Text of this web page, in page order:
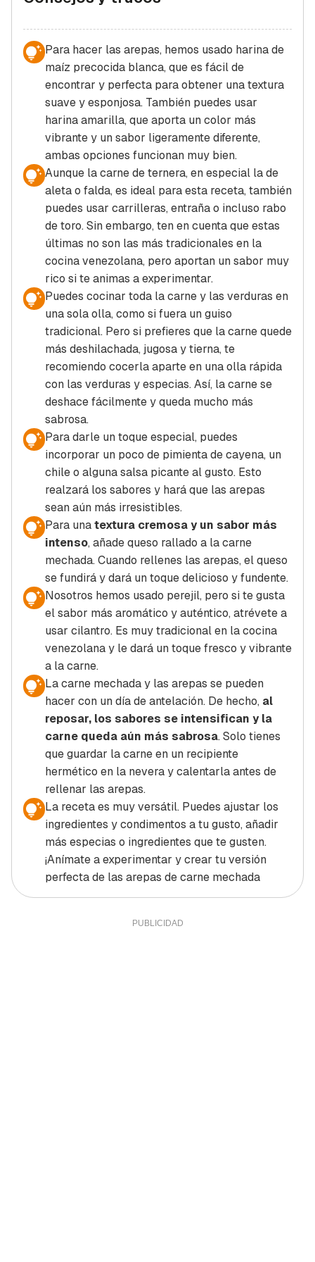
Para hacer las arepas, hemos usado harina de
maíz precocida blanca, que es fácil de
encontrar y perfecta para obtener una textura
suave y esponjosa. También puedes usar
harina amarilla, que aporta un color más
vibrante y un sabor ligeramente diferente,
ambas opciones funcionan muy bien.
Aunque la carne de ternera, en especial la de
aleta o falda, es ideal para esta receta, también
puedes usar carrilleras, entraña o incluso rabo
de toro. Sin embargo, ten en cuenta que estas
últimas no son las más tradicionales en la
cocina venezolana, pero aportan un sabor muy
rico si te animas a experimentar.
Puedes cocinar toda la carne y las verduras en
una sola olla, como si fuera un guiso
tradicional. Pero si prefieres que la carne quede
más deshilachada, jugosa y tierna, te
recomiendo cocerla aparte en una olla rápida
con las verduras y especias. Así, la carne se
deshace fácilmente y queda mucho más
sabrosa.
Para darle un toque especial, puedes
incorporar un poco de pimienta de cayena, un
chile o alguna salsa picante al gusto. Esto
realzará los sabores y hará que las arepas
sean aún más irresistibles.
Para unatextura cremosa y un sabor más
intenso, añade queso rallado a la carne
mechada. Cuando rellenes las arepas, el queso
se fundirá y dará un toque delicioso y fundente.
Nosotros hemos usado perejil, pero si te gusta
el sabor más aromático y auténtico, atrévete a
usar cilantro. Es muy tradicional en la cocina
venezolana y le dará un toque fresco y vibrante
a la carne.
La carne mechada y las arepas se pueden
hacer con un día de antelación. De hecho, al
reposar, los sabores se intensifican y la
carne queda aún más sabrosa. Solo tienes
que guardar la carne en un recipiente
hermético en la nevera y calentarla antes de
rellenar las arepas.
La receta es muy versátil. Puedes ajustar los
ingredientes y condimentos a tu gusto, añadir
más especias o ingredientes que te gusten.
¡Anímate a experimentar y crear tu versión
perfecta de las arepas de carne mechada